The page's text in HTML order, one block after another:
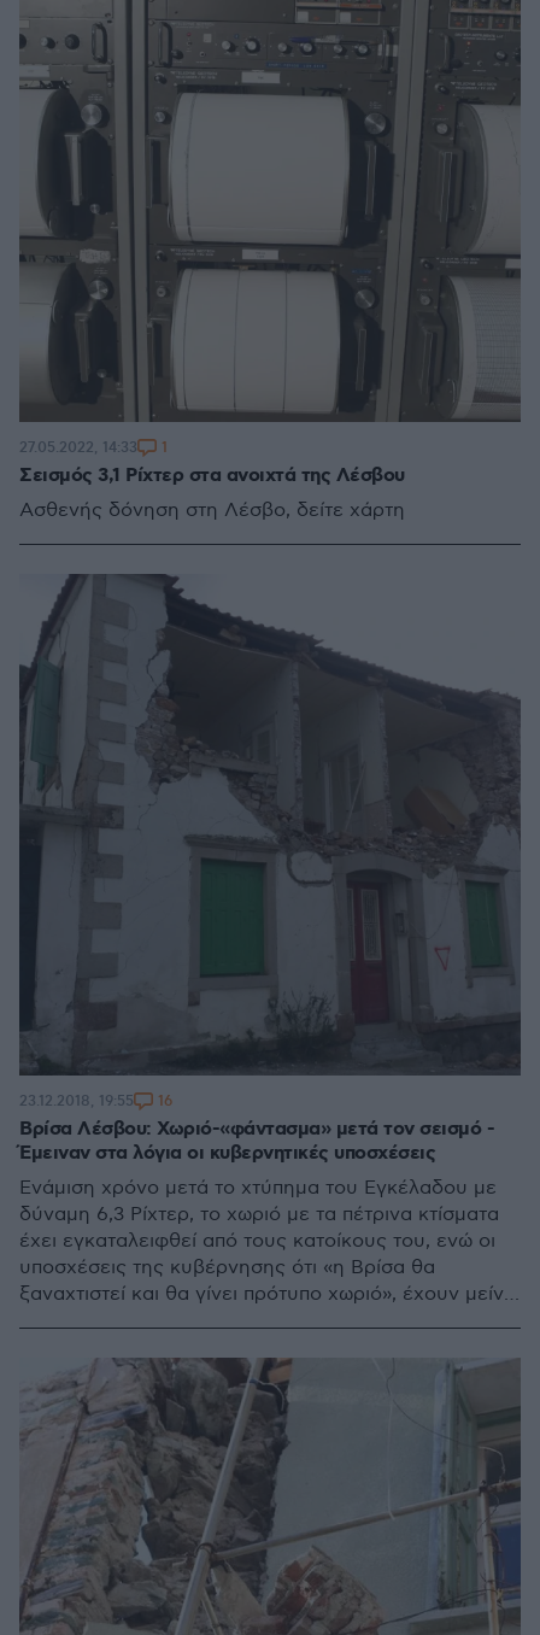
Σεισμός 3,1 Ρίχτερ στα ανοιχτά της Λέσβου
Ασθενής δόνηση στη Λέσβο, δείτε χάρτη
27.05.2022, 14:33 1
Βρίσα Λέσβου: Χωριό-«φάντασμα» μετά τον σεισμό -
Έμειναν στα λόγια οι κυβερνητικές υποσχέσεις
Ενάμιση χρόνο μετά το χτύπημα του Εγκέλαδου με
δύναμη 6,3 Ρίχτερ, το χωριό με τα πέτρινα κτίσματα
έχει εγκαταλειφθεί από τους κατοίκους του, ενώ οι
υποσχέσεις της κυβέρνησης ότι «η Βρίσα θα
ξαναχτιστεί και θα γίνει πρότυπο χωριό», έχουν μείνει
23.12.2018, 19:55 16